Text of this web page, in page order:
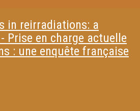
in reirradiations: a
Prise en charge actuelle
: une enquête française